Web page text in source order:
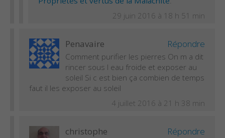
29 juin 2016 à 18 h 51 min
Penavaire Répondre
Comment purifier les pierres On m a dit
rincer sous l eau froide et exposer au
soleil Si c est bien ça combien de temps
faut il les exposer au soleil
4 juillet 2016 à 21 h 38 min
christophe Répondre